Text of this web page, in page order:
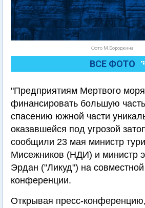
Фото М.Бородкина
ВСЕ ФОТО
"Предприятиям Мертвого
финансировать большую
спасению южной части
оказавшейся под угрозой
сообщили 23 мая министр
Мисежников (НДИ) и министр
Эрдан ("Ликуд") на
конференции.
Открывая пресс-